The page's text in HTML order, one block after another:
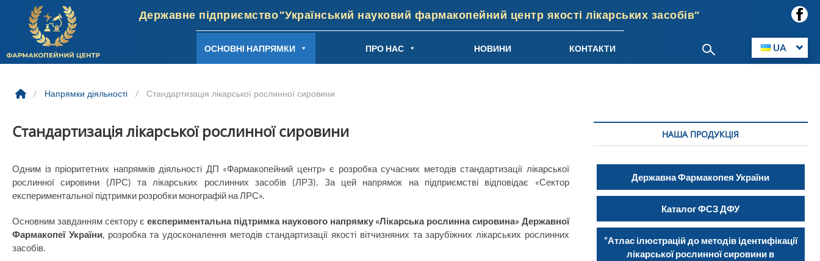
content
"Український науковий фармакопейний центр якості лікарських засобів"
ОСНОВНІ НАПРЯМКИ ПРО НАС НОВИНИ КОНТАКТИ UA
/ Напрямки діяльності / Стандартизація лікарської рослинної сировини
Стандартизація лікарської рослинної сировини
Одним із пріоритетних напрямків діяльності ДП «Фармакопейний центр» є розробка сучасних методів стандартизації лікарської
рослинної сировини (ЛРС) та лікарських рослинних засобів (ЛРЗ). За цей напрямок на підприємстві відповідає «Сектор
експериментальної підтримки розробки монографій на ЛРС».
Основним завданням сектору єекспериментальна підтримка наукового напрямку «Лікарська рослинна сировина» Державної
Фармакопеї України, розробка та удосконалення методів стандартизації якості вітчизняних та зарубіжних лікарських рослинних
засобів.
НАША ПРОДУКЦІЯ
Державна Фармакопея України
Каталог ФСЗ ДФУ
“Атлас ілюстрацій до методів ідентифікації
лікарської рослинної сировини в